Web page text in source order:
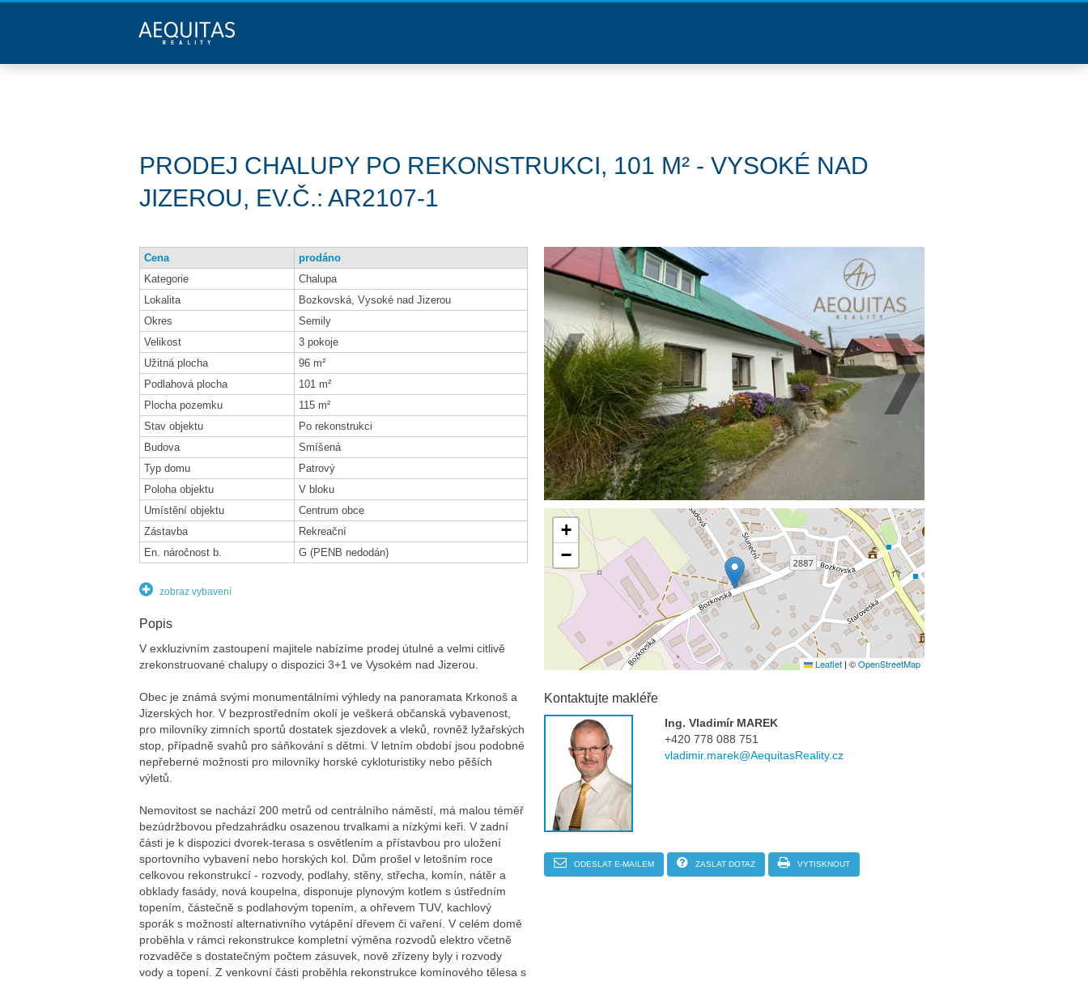
PRODEJ CHALUPY PO REKONSTRUKCI, 101 M² - VYSOKÉ NAD
JIZEROU, EV.Č.: AR2107-1
Cena
prodáno
Kategorie
Chalupa
Lokalita
Bozkovská, Vysoké nad Jizerou
Okres
Semily
Velikost
3 pokoje
Užitná plocha
96 m²
Podlahová plocha
101 m²
Plocha pozemku
115 m²
Stav objektu
Po rekonstrukci
Budova
Smíšená
Typ domu
Patrový
Poloha objektu
V bloku
Umístění objektu
Centrum obce
Zástavba
Rekreační
En. náročnost b.
G (PENB nedodán)
zobraz vybavení
Popis
V exkluzivním zastoupení majitele nabízíme prodej útulné a velmi citlivě
zrekonstruované chalupy o dispozici 3+1 ve Vysokém nad Jizerou.
Obec je známá svými monumentálními výhledy na panoramata Krkonoš a
Jizerských hor. V bezprostředním okolí je veškerá občanská vybavenost,
pro milovníky zimních sportů dostatek sjezdovek a vleků, rovněž lyžařských
stop, případně svahů pro sáňkování s dětmi. V letním období jsou podobné
nepřeberné možnosti pro milovníky horské cykloturistiky nebo pěších
výletů.
Nemovitost se nachází 200 metrů od centrálního náměstí, má malou téměř
bezúdržbovou předzahrádku osazenou trvalkami a nízkými keři. V zadní
části je k dispozici dvorek-terasa s osvětlením a přístavbou pro uložení
sportovního vybavení nebo horských kol. Dům prošel v letošním roce
celkovou rekonstrukcí - rozvody, podlahy, stěny, střecha, komín, nátěr a
obklady fasády, nová koupelna, disponuje plynovým kotlem s ústředním
topením, částečně s podlahovým topením, a ohřevem TUV, kachlový
sporák s možností alternativního vytápění dřevem či vaření. V celém domě
proběhla v rámci rekonstrukce kompletní výměna rozvodů elektro včetně
rozvaděče s dostatečným počtem zásuvek, nově zřízeny byly i rozvody
vody a topení. Z venkovní části proběhla rekonstrukce komínového tělesa s
+
−
Leaflet | ©OpenStreetMap
Kontaktujte makléře
Ing. Vladimír MAREK
+420 778 088 751
vladimir.marek@AequitasReality.cz
ODESLAT E-MAILEM ZASLAT DOTAZ VYTISKNOUT